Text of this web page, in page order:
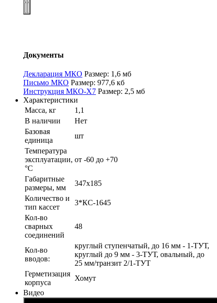
Документы
Декларация МКО Размер: 1,6 мб
Письмо МКО Размер: 977,6 кб
Инструкция МКО-Х7 Размер: 2,5 мб
Характеристики
Масса, кг
1,1
В наличии
Нет
Базовая
единица
шт
Температура
эксплуатации,
°С
от -60 до +70
Габаритные
размеры, мм
347х185
Количество и
тип кассет
3*КС-1645
Кол-во
сварных
соединений
48
Кол-во
вводов:
круглый ступенчатый, до 16 мм - 1-ТУТ,
круглый до 9 мм - 3-ТУТ, овальный, до
25 мм/транзит 2/1-ТУТ
Герметизация
корпуса
Хомут
Видео